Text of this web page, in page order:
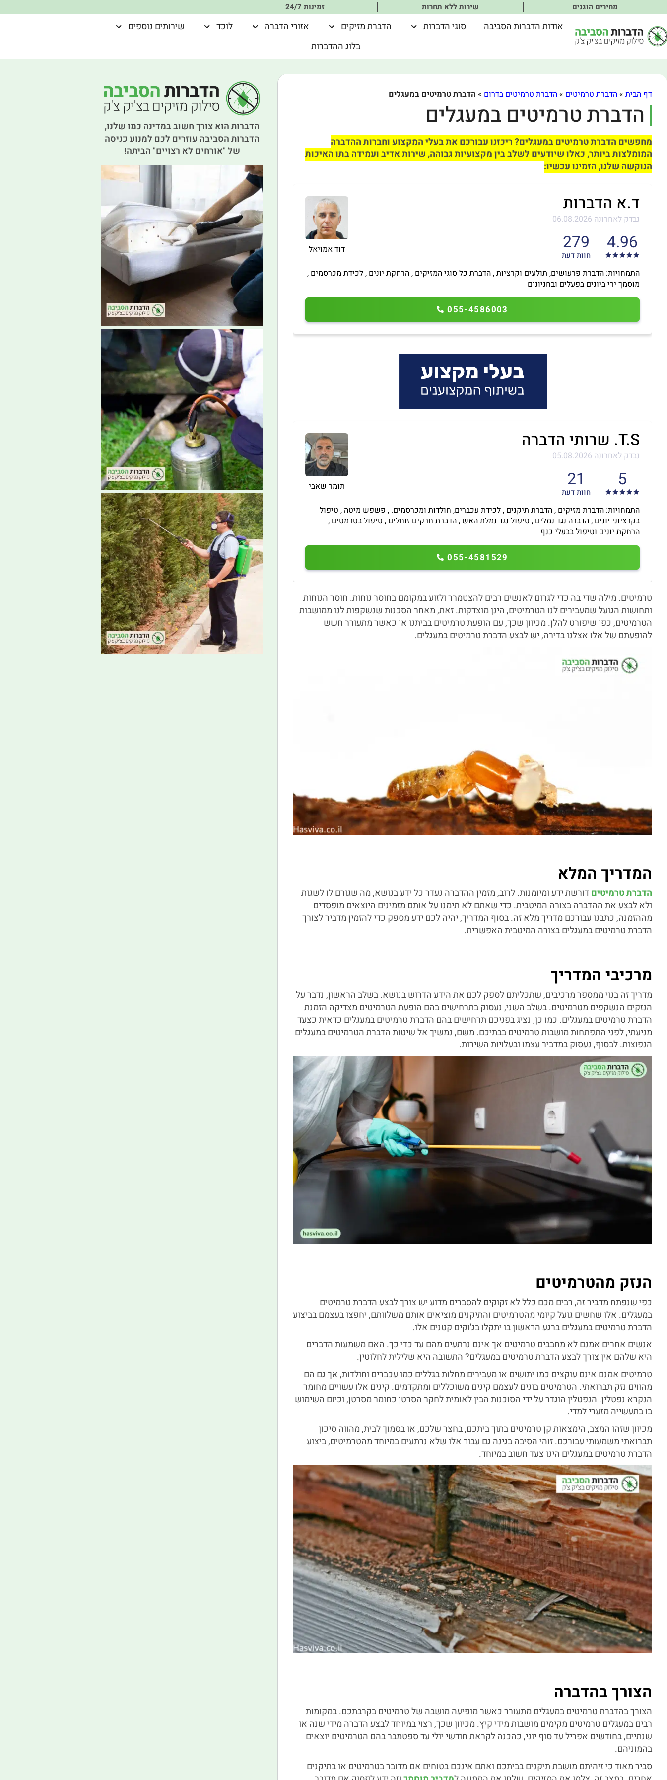
מחירים הוגנים שירות ללא תחרות זמינות 24/7
אודות הדברות הסביבה סוגי הדברות הדברת מזיקים אזורי הדברה לוכד
שירותים נוספים
בלוג ההדברות
דף הבית »הדברת טרמיטים »הדברת טרמיטים בדרום » הדברת טרמיטים במעגלים
הדברת טרמיטים במעגלים
מחפשים הדברת טרמיטים במעגלים? ריכזנו עבורכם את בעלי המקצוע וחברות ההדברה
המומלצות ביותר, כאלו שיודעים לשלב בין מקצועיות גבוהה, שירות אדיב ועמידה בתו האיכות
הנוקשה שלנו, הזמינו עכשיו:
דוד אמויאל
ד.א הדברות
נבדק לאחרונה 06.08.2026
4.96
279
חוות דעת
055-4586003
התמחויות: הדברת פרעושים, תולעים וקרציות , הדברת כל סוגי המזיקים , הרחקת יונים , לכידת מכרסמים ,
מוסמך ירי ביונים בפעלים ובחניונים
תומר שאבי
T.S. שרותי הדברה
נבדק לאחרונה 05.08.2026
5
21
חוות דעת
055-4581529
התמחויות: הדברת מזיקים , הדברת תיקנים , לכידת עכברים, חולדות ומכרסמים. , פשפש מיטה , טיפול
בקרציוני יונים , הדברה נגד נמלים , טיפול נגד נמלת האש , הדברת חרקים זוחלים , טיפול בטרמטים ,
הרחקת יונים וטיפול בבעלי כנף
טרמיטים. מילה שדי בה כדי לגרום לאנשים רבים להצטמרר ולזוע במקומם בחוסר נוחות. חוסר הנוחות
ותחושות הגועל שמעבירים לנו הטרמיטים, הינן מוצדקות. זאת, מאחר הסכנות שנשקפות לנו ממושבות
הטרמיטים, כפי שיפורט להלן. מכיוון שכך, עם הופעת טרמיטים בביתנו או כאשר מתעורר חשש
להופעתם של אלו אצלנו בדירה, יש לבצע הדברת טרמיטים במעגלים.
המדריך המלא
הדברת טרמיטיםדורשת ידע ומיומנות. לרוב, מזמין ההדברה נעדר כל ידע בנושא, מה שגורם לו לשגות
ולא לבצע את ההדברה בצורה המיטבית. כדי שאתם לא תימנו על אותם מזמינים היוצאים מופסדים
מההזמנה, כתבנו עבורכם מדריך מלא זה. בסוף המדריך, יהיה לכם ידע מספק כדי להזמין מדביר לצורך
הדברת טרמיטים במעגלים בצורה המיטבית האפשרית.
מרכיבי המדריך
מדריך זה בנוי ממספר מרכיבים, שתכליתם לספק לכם את הידע הדרוש בנושא. בשלב הראשון, נדבר על
הנזקים הנשקפים מטרמיטים. בשלב השני, נעסוק בתרחישים בהם הופעת הטרמיטים מצדיקה הזמנת
הדברת טרמיטים במעגלים. כמו כן, נציג בפניכם תרחישים בהם הדברת טרמיטים במעגלים כדאית כצעד
מניעתי, לפני התפתחות מושבות טרמיטים בבתיכם. משם, נמשיך אל שיטות הדברת הטרמיטים במעגלים
הנפוצות. לבסוף, נעסוק במדביר עצמו ובעלויות השירות.
הנזק מהטרמיטים
כפי שנפתח מדביר זה, רבים מכם כלל לא זקוקים להסברים מדוע יש צורך לבצע הדברת טרמיטים
במעגלים. אלו שחשים גועל קיומי מהטרמיטים והתיקנים מוציאים אותם משלוותם, יחפצו בעצמם בביצוע
הדברת טרמיטים במעגלים ברגע הראשון בו יתקלו בג'וקים קטנים אלו.
אנשים אחרים אמנם לא מחבבים טרמיטים אך אינם נרתעים מהם עד כדי כך. האם משמעות הדברים
היא שלהם אין צורך לבצע הדברת טרמיטים במעגלים? התשובה היא שלילית לחלוטין.
טרמיטים אמנם אינם עוקצים כמו יתושים או מעבירים מחלות בגללים כמו עכברים וחולדות, אך גם הם
מהווים נזק תברואתי. הטרמיטים בונים לעצמם קינים משוכללים ומתקדמים. קינים אלו עשויים מחומר
הנקרא נפטלין. הנפטלין הוגדר על ידי הסוכנות הבין לאומית לחקר הסרטן כחומר מסרטן, וכיום השימוש
בו בתעשייה מזערי למדי.
מכיוון שזהו המצב, הימצאות קן טרמיטים בתוך ביתכם, בחצר שלכם, או בסמוך לבית, מהווה סיכון
תברואתי משמעותי עבורכם. זוהי הסיבה בגינה גם עבור אלו שלא נרתעים במיוחד מהטרמיטים, ביצוע
הדברת טרמיטים במעגלים הינו צעד חשוב במיוחד.
הצורך בהדברה
הצורך בהדברת טרמיטים במעגלים מתעורר כאשר מופיעה מושבה של טרמיטים בקרבתכם. במקומות
רבים במעגלים טרמיטים מקימים מושבות מידי קיץ. מכיוון שכך, רצוי במיוחד לבצע הדברה מידי שנה או
שנתיים, בחודשים אפריל עד סוף יוני, כהכנה לקראת חודשי יולי עד ספטמבר בהם הטרמיטים יוצאים
בהמוניהם.
סביר מאוד כי זיהיתם מושבת תיקנים בביתכם ואתם אינכם בטוחים אם מדובר בטרמיטים או בתיקנים
הדברות הוא צורך חשוב במדינה כמו שלנו,
הדברות הסביבה עוזרים לכם למנוע כניסה
של "אורחים לא רצויים" הביתה!